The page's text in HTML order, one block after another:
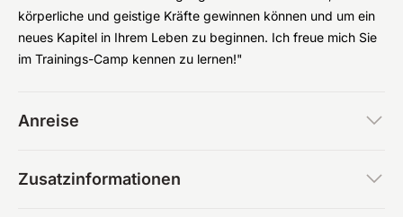
körperliche und geistige Kräfte gewinnen können und um ein
neues Kapitel in Ihrem Leben zu beginnen. Ich freue mich Sie
im Trainings-Camp kennen zu lernen!"
Anreise
Zusatzinformationen